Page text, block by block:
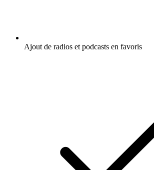
Ajout de radios et podcasts en favoris